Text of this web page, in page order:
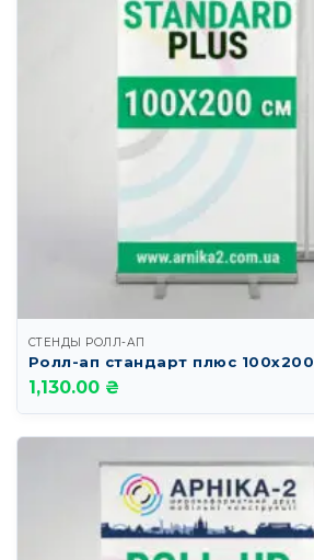
СТЕНДЫ РОЛЛ-АП
Ролл-ап стандарт плюс 100х200
1,130.00 ₴